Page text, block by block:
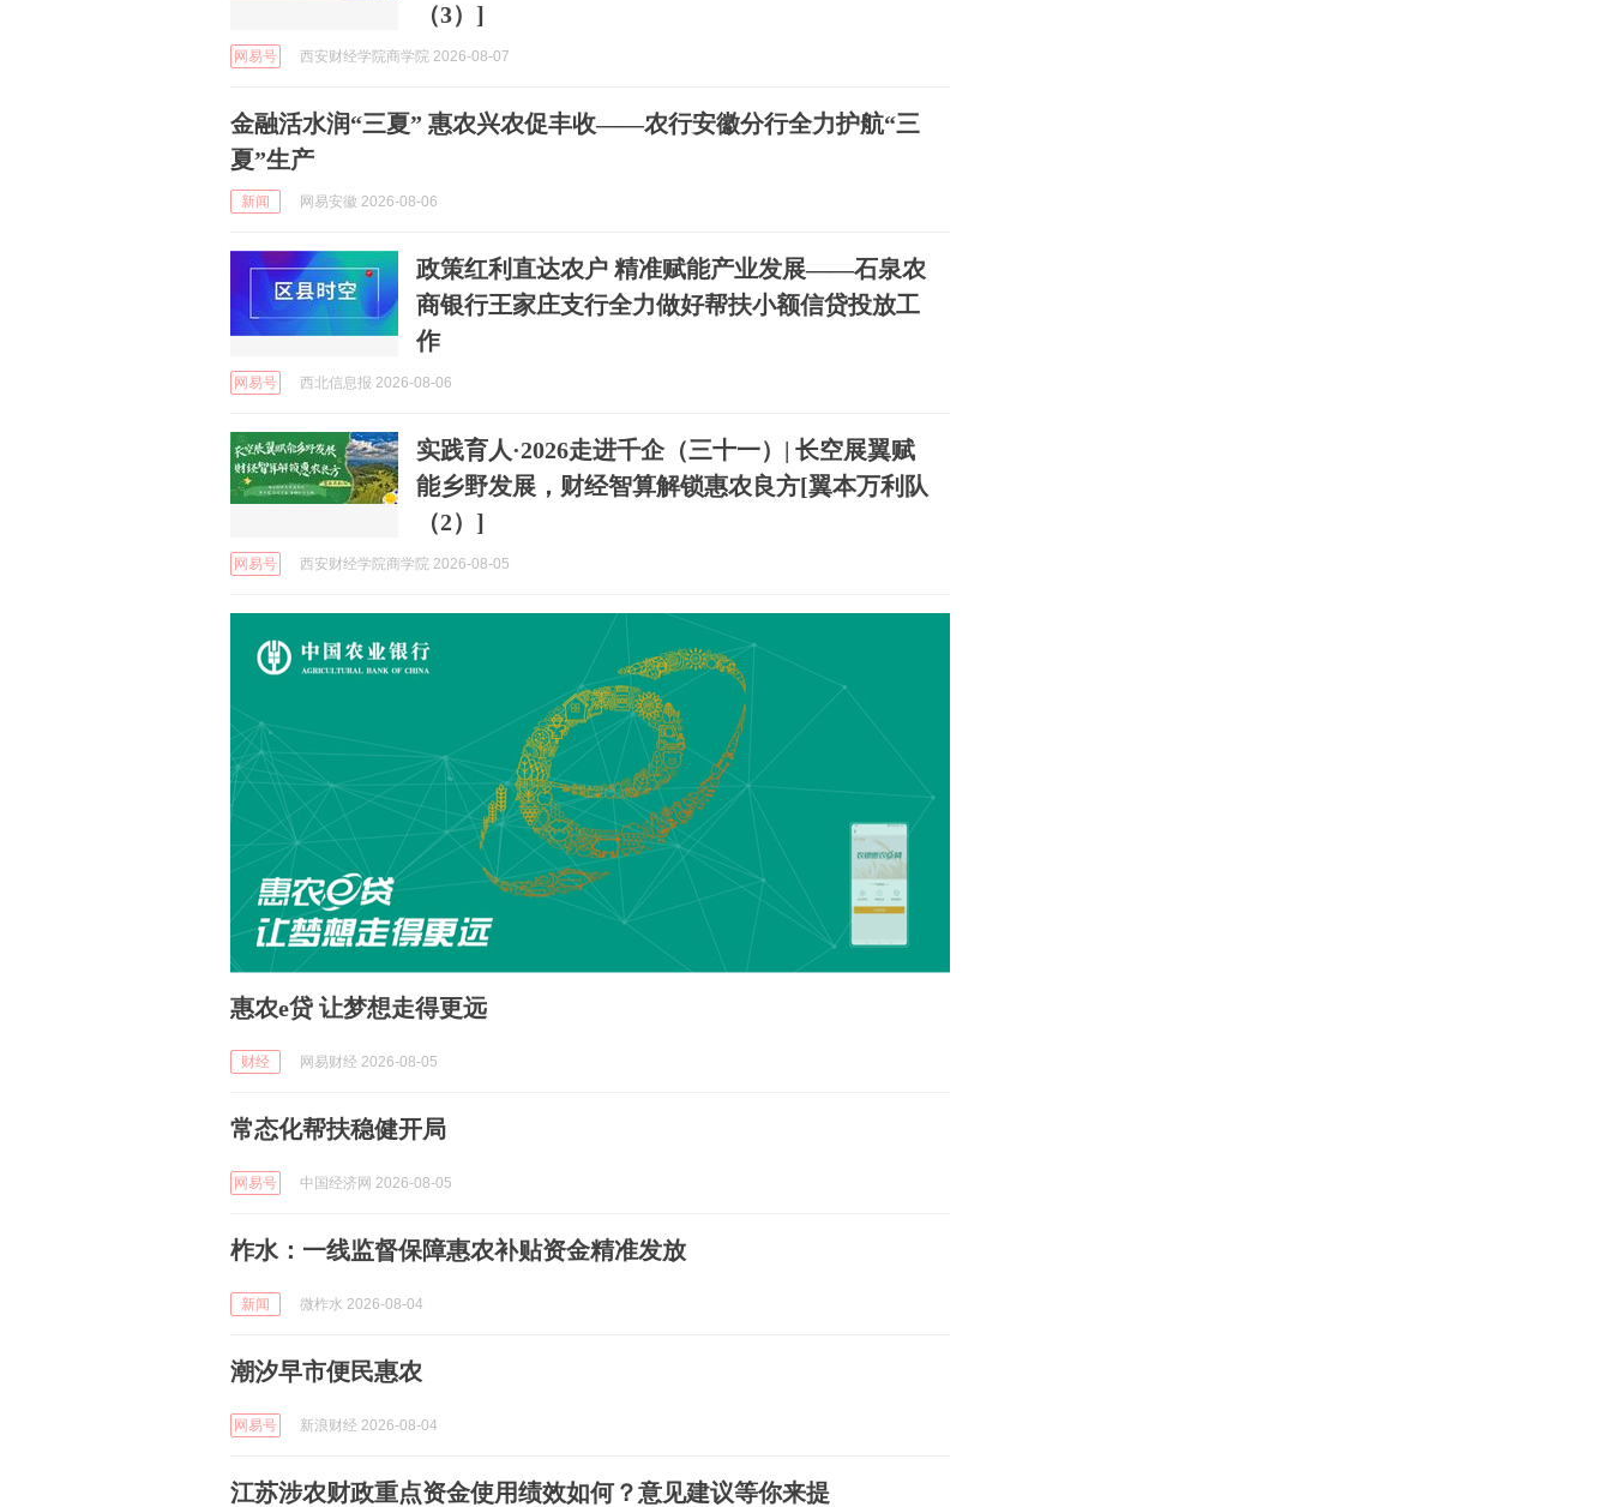
（3）]
网易号 西安财经学院商学院 2026-08-07
金融活水润“三夏” 惠农兴农促丰收——农行安徽分行全力护航“三
夏”生产
新闻 网易安徽 2026-08-06
政策红利直达农户 精准赋能产业发展——石泉农
商银行王家庄支行全力做好帮扶小额信贷投放工
作
网易号 西北信息报 2026-08-06
实践育人·2026走进千企（三十一）| 长空展翼赋
能乡野发展，财经智算解锁惠农良方[翼本万利队
（2）]
网易号 西安财经学院商学院 2026-08-05
惠农e贷 让梦想走得更远
财经 网易财经 2026-08-05
常态化帮扶稳健开局
网易号 中国经济网 2026-08-05
柞水：一线监督保障惠农补贴资金精准发放
新闻 微柞水 2026-08-04
潮汐早市便民惠农
网易号 新浪财经 2026-08-04
江苏涉农财政重点资金使用绩效如何？意见建议等你来提